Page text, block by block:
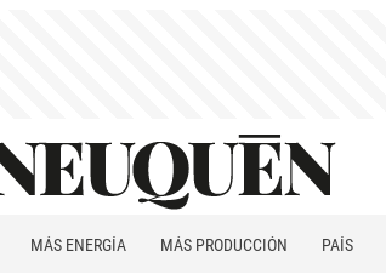
MÁS ENERGÍA MÁS PRODUCCIÓN PAÍS